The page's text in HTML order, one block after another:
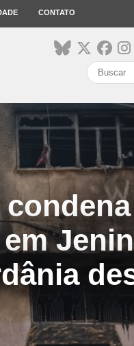
CONTATO